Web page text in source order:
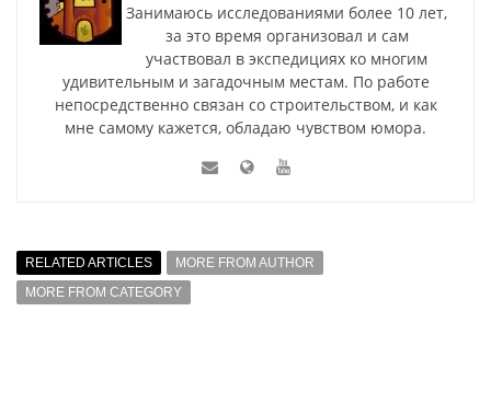
Занимаюсь исследованиями более 10 лет,
за это время организовал и сам
участвовал в экспедициях ко многим
удивительным и загадочным местам. По работе
непосредственно связан со строительством, и как
мне самому кажется, обладаю чувством юмора.
RELATED ARTICLES
MORE FROM AUTHOR
MORE FROM CATEGORY